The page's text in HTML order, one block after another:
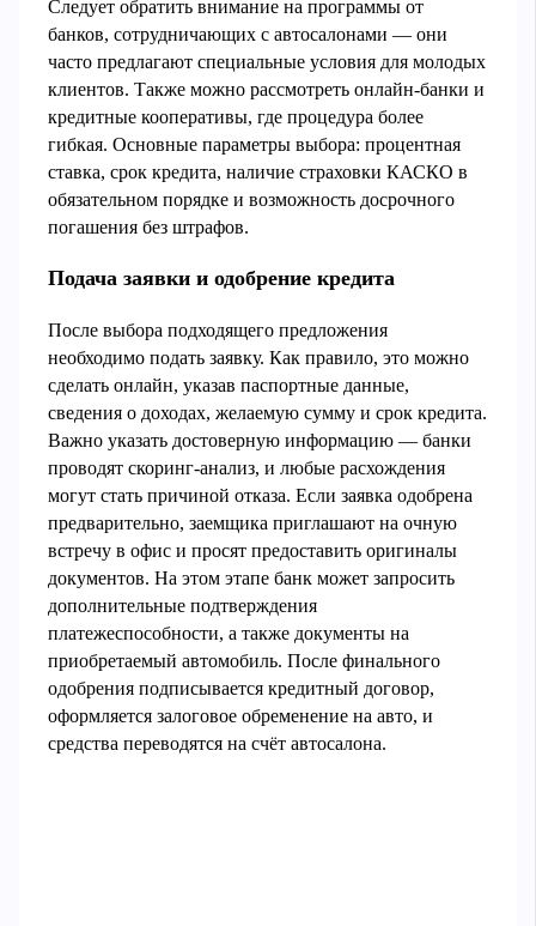
Следует обратить внимание на программы от
банков, сотрудничающих с автосалонами — они
часто предлагают специальные условия для молодых
клиентов. Также можно рассмотреть онлайн-банки и
кредитные кооперативы, где процедура более
гибкая. Основные параметры выбора: процентная
ставка, срок кредита, наличие страховки КАСКО в
обязательном порядке и возможность досрочного
погашения без штрафов.
Подача заявки и одобрение кредита
После выбора подходящего предложения
необходимо подать заявку. Как правило, это можно
сделать онлайн, указав паспортные данные,
сведения о доходах, желаемую сумму и срок кредита.
Важно указать достоверную информацию — банки
проводят скоринг-анализ, и любые расхождения
могут стать причиной отказа. Если заявка одобрена
предварительно, заемщика приглашают на очную
встречу в офис и просят предоставить оригиналы
документов. На этом этапе банк может запросить
дополнительные подтверждения
платежеспособности, а также документы на
приобретаемый автомобиль. После финального
одобрения подписывается кредитный договор,
оформляется залоговое обременение на авто, и
средства переводятся на счёт автосалона.